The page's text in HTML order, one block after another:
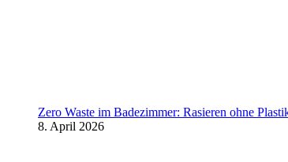
Zero Waste im Badezimmer: Rasieren ohne
8. April 2026